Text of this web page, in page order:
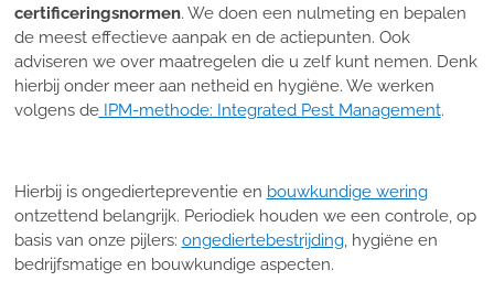
certificeringsnormen. We doen een nulmeting en bepalen
de meest effectieve aanpak en de actiepunten. Ook
adviseren we over maatregelen die u zelf kunt nemen. Denk
hierbij onder meer aan netheid en hygiëne. We werken
volgens deIPM-methode: Integrated Pest Management.
Hierbij is ongediertepreventie en bouwkundige wering
ontzettend belangrijk. Periodiek houden we een controle, op
basis van onze pijlers: ongediertebestrijding, hygiëne en
bedrijfsmatige en bouwkundige aspecten.